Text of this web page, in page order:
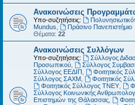
Ανακοινώσεις
Υπο-συζητήσεις:
Mundus
Πράσινο Πανεπιστήμιο
Θέματα: 22
Ανακοινώσεις Συλλόγων
Υπο-συζητήσεις: Σύλλογος
Προσωπικού
Σύλλογος
Σύλλογος ΕΕΔΙΠ
Φοιτητικός
Σύλλογος ΣΑΧΜ
Φοιτητικός
Φοιτητικός Σύλλογος ΤΝΕΥ,
Σύλλογος Κοινωνικής
Επιστημών της Θάλασσας